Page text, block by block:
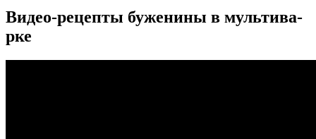
Видео-рецепты буженины в мультива-
рке